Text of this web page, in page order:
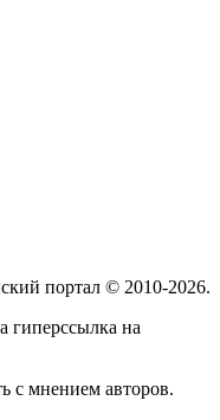
портал © 2010-2026.
гиперссылка на
с мнением авторов.